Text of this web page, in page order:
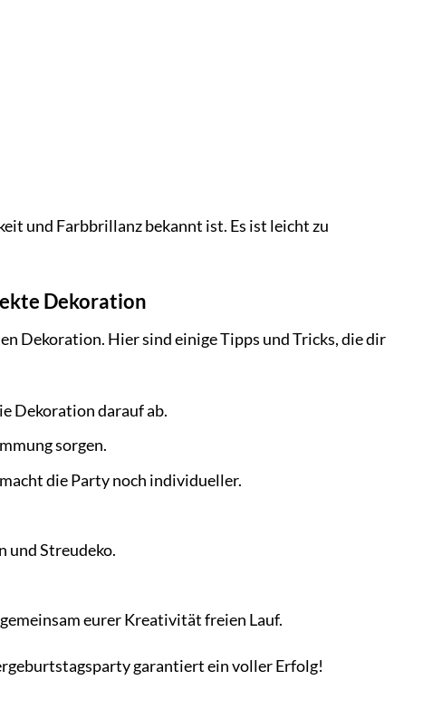
und Farbbrillanz bekannt ist. Es ist leicht zu
Dekoration
Dekoration. Hier sind einige Tipps und Tricks, die dir
Dekoration darauf ab.
sorgen.
die Party noch individueller.
und Streudeko.
eurer Kreativität freien Lauf.
garantiert ein voller Erfolg!